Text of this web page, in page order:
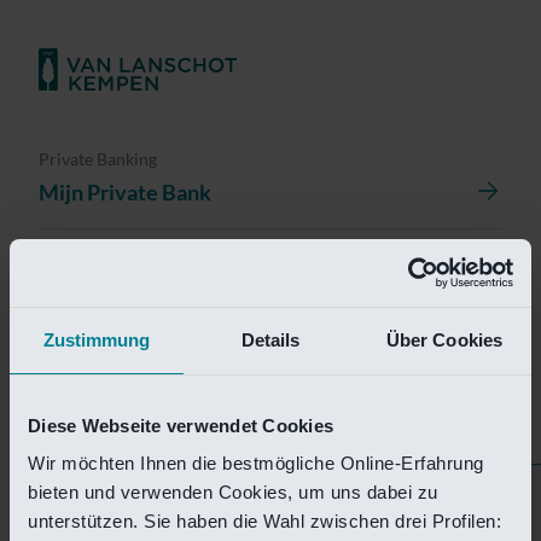
Zustimmung Details Über Cookies
Diese Webseite verwendet Cookies
Wir möchten Ihnen die bestmögliche Online-Erfahrung
bieten und verwenden Cookies, um uns dabei zu
unterstützen. Sie haben die Wahl zwischen drei Profilen:
Private Banking
Mijn Private Bank
Helaas is deze pagina